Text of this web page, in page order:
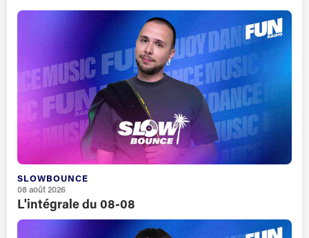
SLOWBOUNCE
08 août 2026
L'intégrale du 08-08